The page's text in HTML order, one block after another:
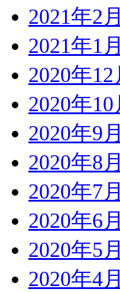
2021年2月
2021年1月
2020年12
2020年10
2020年9月
2020年8月
2020年7月
2020年6月
2020年5月
2020年4月